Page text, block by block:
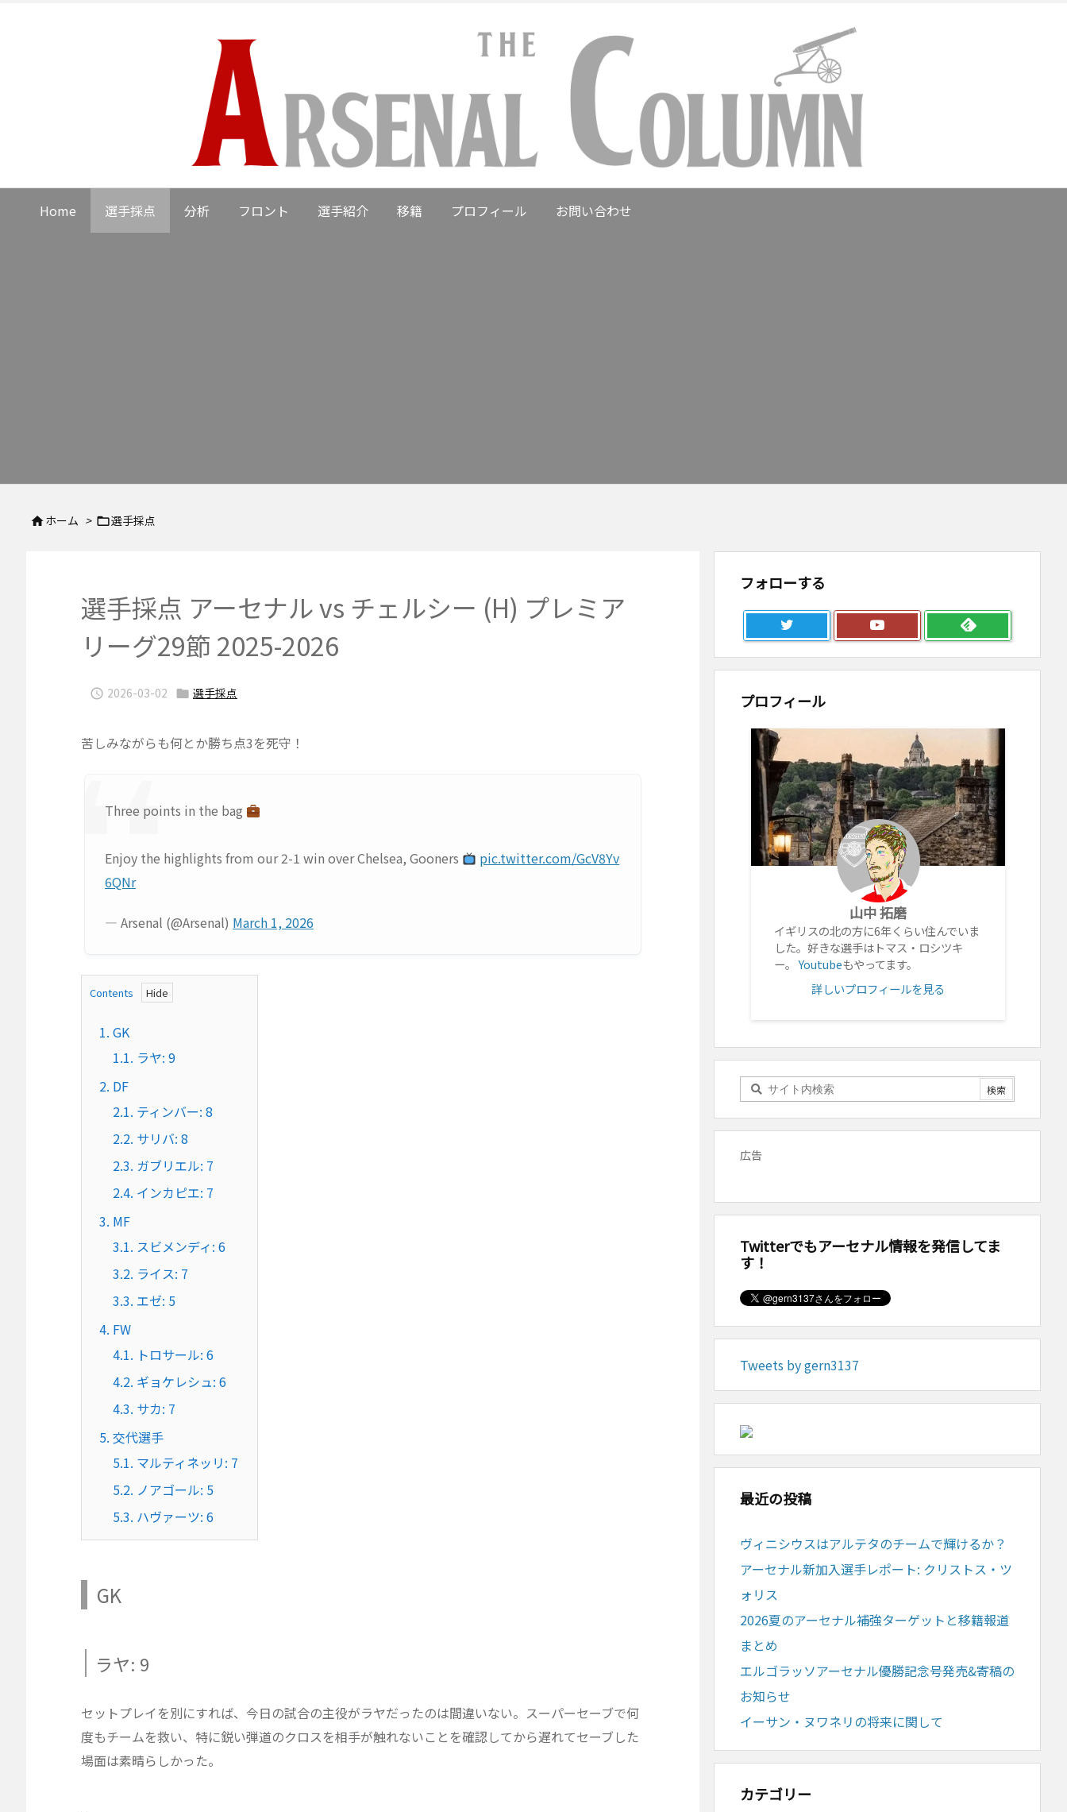
Home 選手採点 分析 フロント 選手紹介 移籍 プロフィール お問い合わせ
ホーム > 選手採点
選手採点 アーセナル vs チェルシー (H) プレミア
リーグ29節 2025-2026
 2026-03-02  選手採点
苦しみながらも何とか勝ち点3を死守！
Three points in the bag
Enjoy the highlights from our 2-1 win over Chelsea, Gooners
pic.twitter.com/GcV8Yv
6QNr
— Arsenal (@Arsenal) March 1, 2026
Contents
1. GK
1.1. ラヤ: 9
2. DF
2.1. ティンバー: 8
2.2. サリバ: 8
2.3. ガブリエル: 7
2.4. インカピエ: 7
3. MF
3.1. スビメンディ: 6
3.2. ライス: 7
3.3. エゼ: 5
4. FW
4.1. トロサール: 6
4.2. ギョケレシュ: 6
4.3. サカ: 7
5. 交代選手
5.1. マルティネッリ: 7
5.2. ノアゴール: 5
5.3. ハヴァーツ: 6
GK
ラヤ: 9
セットプレイを別にすれば、今日の試合の主役がラヤだったのは間違いない。スーパーセーブで何
度もチームを救い、特に鋭い弾道のクロスを相手が触れないことを確認してから遅れてセーブした
場面は素晴らしかった。
フォローする
プロフィール
山中 拓磨
イギリスの北の方に6年くらい住んでいま
した。好きな選手はトマス・ロシツキ
ー。Youtubeもやってます。
詳しいプロフィールを見る
広告
Twitterでもアーセナル情報を発信してま
す！
Tweets by gern3137
最近の投稿
ヴィニシウスはアルテタのチームで輝けるか？
アーセナル新加入選手レポート: クリストス・ツ
ォリス
2026夏のアーセナル補強ターゲットと移籍報道
まとめ
エルゴラッソアーセナル優勝記念号発売&寄稿の
お知らせ
イーサン・ヌワネリの将来に関して
カテゴリー